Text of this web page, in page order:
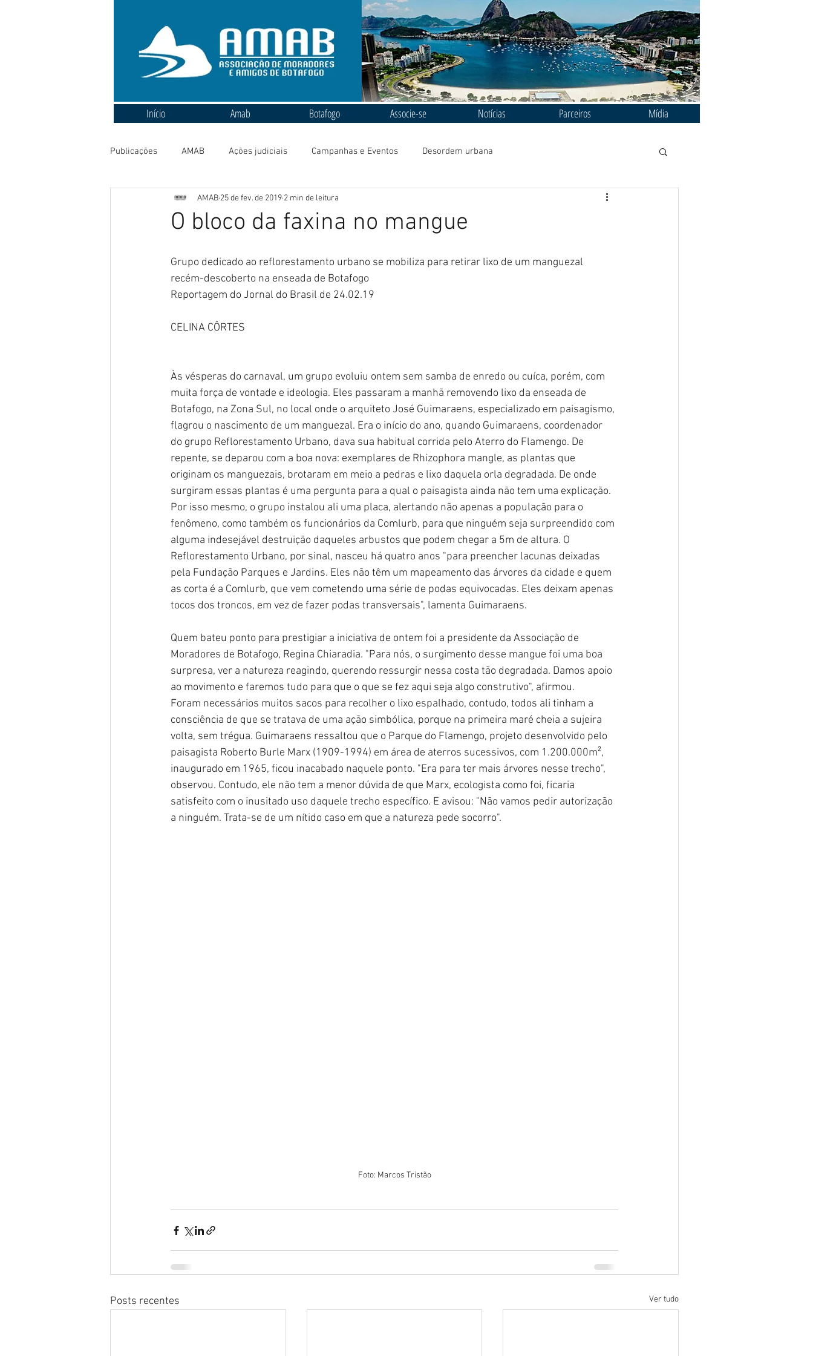
Início Amab Botafogo Associe-se Notícias Parceiros Mídia
Publicações AMAB Ações judiciais Campanhas e Eventos Desordem urbana
O bloco da faxina no mangue
AMAB 25 de fev. de 2019 2 min de leitura
Grupo dedicado ao reflorestamento urbano se mobiliza para retirar lixo de um manguezal
recém-descoberto na enseada de Botafogo
Reportagem do Jornal do Brasil de 24.02.19
CELINA CÔRTES
Às vésperas do carnaval, um grupo evoluiu ontem sem samba de enredo ou cuíca, porém, com
muita força de vontade e ideologia. Eles passaram a manhã removendo lixo da enseada de
Botafogo, na Zona Sul, no local onde o arquiteto José Guimaraens, especializado em paisagismo,
flagrou o nascimento de um manguezal. Era o início do ano, quando Guimaraens, coordenador
do grupo Reflorestamento Urbano, dava sua habitual corrida pelo Aterro do Flamengo. De
repente, se deparou com a boa nova: exemplares de Rhizophora mangle, as plantas que
originam os manguezais, brotaram em meio a pedras e lixo daquela orla degradada. De onde
surgiram essas plantas é uma pergunta para a qual o paisagista ainda não tem uma explicação.
Por isso mesmo, o grupo instalou ali uma placa, alertando não apenas a população para o
fenômeno, como também os funcionários da Comlurb, para que ninguém seja surpreendido com
alguma indesejável destruição daqueles arbustos que podem chegar a 5m de altura. O
Reflorestamento Urbano, por sinal, nasceu há quatro anos "para preencher lacunas deixadas
pela Fundação Parques e Jardins. Eles não têm um mapeamento das árvores da cidade e quem
as corta é a Comlurb, que vem cometendo uma série de podas equivocadas. Eles deixam apenas
tocos dos troncos, em vez de fazer podas transversais", lamenta Guimaraens.
Quem bateu ponto para prestigiar a iniciativa de ontem foi a presidente da Associação de
Moradores de Botafogo, Regina Chiaradia. "Para nós, o surgimento desse mangue foi uma boa
surpresa, ver a natureza reagindo, querendo ressurgir nessa costa tão degradada. Damos apoio
ao movimento e faremos tudo para que o que se fez aqui seja algo construtivo", afirmou.
Foram necessários muitos sacos para recolher o lixo espalhado, contudo, todos ali tinham a
consciência de que se tratava de uma ação simbólica, porque na primeira maré cheia a sujeira
volta, sem trégua. Guimaraens ressaltou que o Parque do Flamengo, projeto desenvolvido pelo
paisagista Roberto Burle Marx (1909-1994) em área de aterros sucessivos, com 1.200.000m²,
inaugurado em 1965, ficou inacabado naquele ponto. "Era para ter mais árvores nesse trecho",
observou. Contudo, ele não tem a menor dúvida de que Marx, ecologista como foi, ficaria
satisfeito com o inusitado uso daquele trecho específico. E avisou: "Não vamos pedir autorização
a ninguém. Trata-se de um nítido caso em que a natureza pede socorro".
Foto: Marcos Tristão
Posts recentes Ver tudo